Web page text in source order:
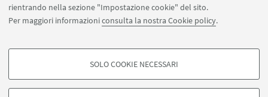
rientrando nella sezione "Impostazione cookie" del sito.
Per maggiori informazioniconsulta la nostra Cookie policy.
COOKIE DI PROFILAZIONE - FACOLTATIVI
SOLO COOKIE NECESSARI
1541; amico intimo di Bembo), Ercole Strozzi (1473-
1508; poeta latino ferrarese) e il padrone di casa. Il
secondo ha un carattere più propriamente retorico